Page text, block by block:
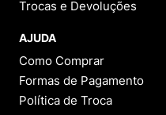
Trocas e Devoluções
AJUDA
Como Comprar
Formas de Pagamento
Política de Troca